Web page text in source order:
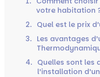
votre habitation
2. Quel est le prix
3. Les avantages
4. Quelles sont les
l’installation